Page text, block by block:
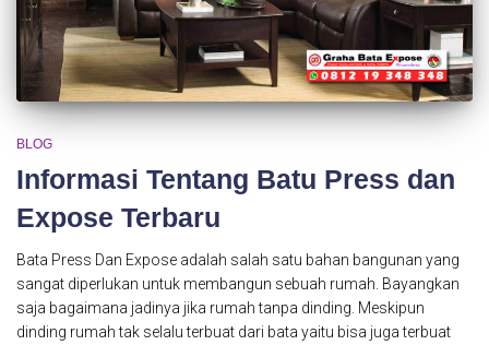
BLOG
Informasi Tentang Batu Press dan
Expose Terbaru
Bata Press Dan Expose adalah salah satu bahan bangunan yang
sangat diperlukan untuk membangun sebuah rumah. Bayangkan
saja bagaimana jadinya jika rumah tanpa dinding. Meskipun
dinding rumah tak selalu terbuat dari bata yaitu bisa juga terbuat